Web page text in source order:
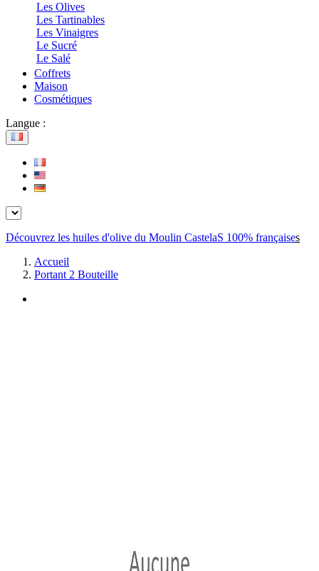
Les Olives
Les Tartinables
Les Vinaigres
Le Sucré
Le Salé
Coffrets
Maison
Cosmétiques
Langue :
Découvrez les huiles d'olive du Moulin CastelaS 100% françaises
Accueil
Portant 2 Bouteille